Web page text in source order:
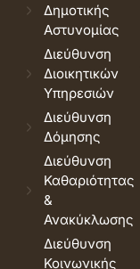
Δημοτικής
Αστυνομίας
Διεύθυνση
Διοικητικών
Υπηρεσιών
Διεύθυνση
Δόμησης
Διεύθυνση
Καθαριότητας
&
Ανακύκλωσης
Διεύθυνση
Κοινωνικής